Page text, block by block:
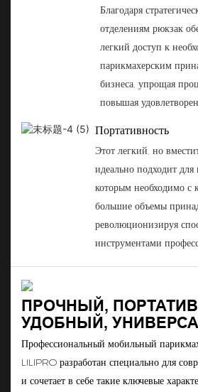
Благодаря
отделениям рюкзак
легкий доступ к
парикмахерским
бизнеса, упрощая
повышая
Портативность
Этот легкий, но
идеально подходит для
которым необходимо с
большие объемы
революционизируя
инструментами
ПРОЧНЫЙ,
УДОБНЫЙ,
Профессиональный мобильный
LILIPRO разработан специально для
и сочетает в себе такие ключевые